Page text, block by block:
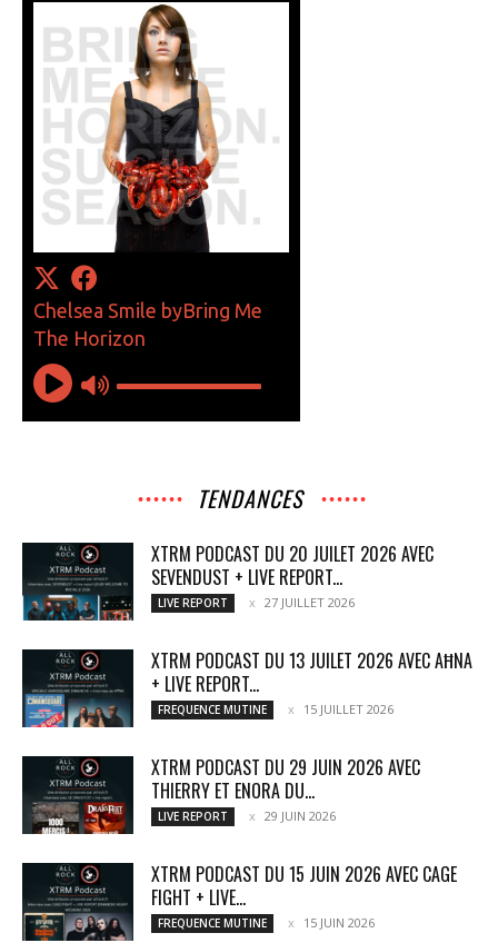
TENDANCES
XTRM PODCAST DU 20 JUILET 2026 AVEC
SEVENDUST + LIVE REPORT...
LIVE REPORT 27 JUILLET 2026
XTRM PODCAST DU 13 JUILET 2026 AVEC AĦNA
+ LIVE REPORT...
FREQUENCE MUTINE 15 JUILLET 2026
XTRM PODCAST DU 29 JUIN 2026 AVEC
THIERRY ET ENORA DU...
LIVE REPORT 29 JUIN 2026
XTRM PODCAST DU 15 JUIN 2026 AVEC CAGE
FIGHT + LIVE...
FREQUENCE MUTINE 15 JUIN 2026